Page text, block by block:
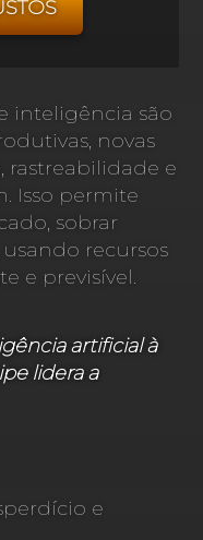
inteligência são
novas
rastreabilidade e
Isso permite
sobrar
recursos
e previsível.
artificial à
lidera a
e